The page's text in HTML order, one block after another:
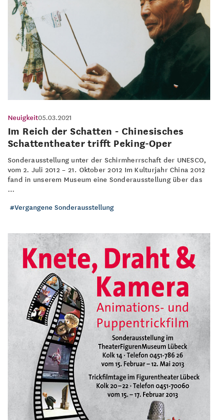
Neuigkeit05.03.2021
Im Reich der Schatten - Chinesisches
Schattentheater trifft Peking-Oper
Sonderausstellung unter der Schirmherrschaft der UNESCO,
vom 2. Juli 2012 – 21. Oktober 2012 Im Kulturjahr China 2012
fand in unserem Museum eine Sonderausstellung über das
…
Vergangene Sonderausstellung